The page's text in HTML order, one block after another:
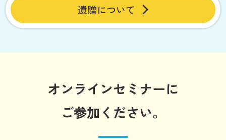
遺贈について
オンラインセミナーに
ご参加ください。